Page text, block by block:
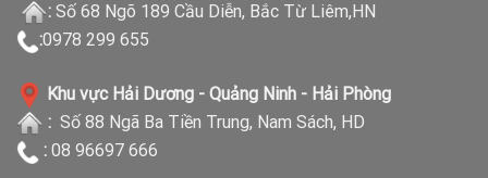
: Số 68 Ngõ 189 Cầu Diễn, Bắc Từ Liêm,HN
:0978 299 655
Khu vực Hải Dương - Quảng Ninh - Hải Phòng
: Số 88 Ngã Ba Tiền Trung, Nam Sách, HD
: 08 96697 666